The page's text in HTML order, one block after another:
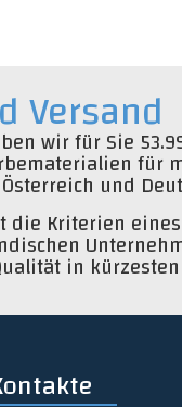
Versand
wir für Sie
für
und
die Kriterien
in